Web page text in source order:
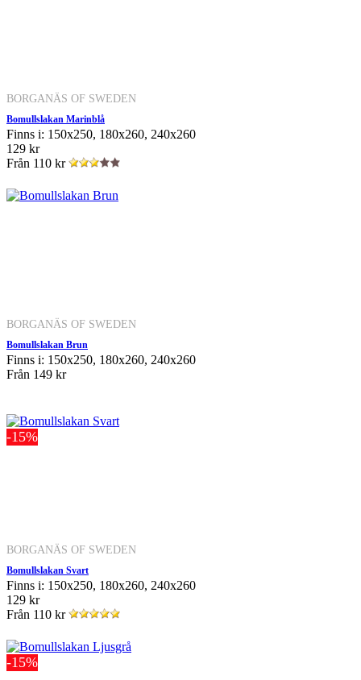
BORGANÄS OF SWEDEN
Bomullslakan Marinblå
Finns i: 150x250, 180x260, 240x260
129 kr
Från 110 kr
BORGANÄS OF SWEDEN
Bomullslakan Brun
Finns i: 150x250, 180x260, 240x260
Från 149 kr
-15%
BORGANÄS OF SWEDEN
Bomullslakan Svart
Finns i: 150x250, 180x260, 240x260
129 kr
Från 110 kr
-15%